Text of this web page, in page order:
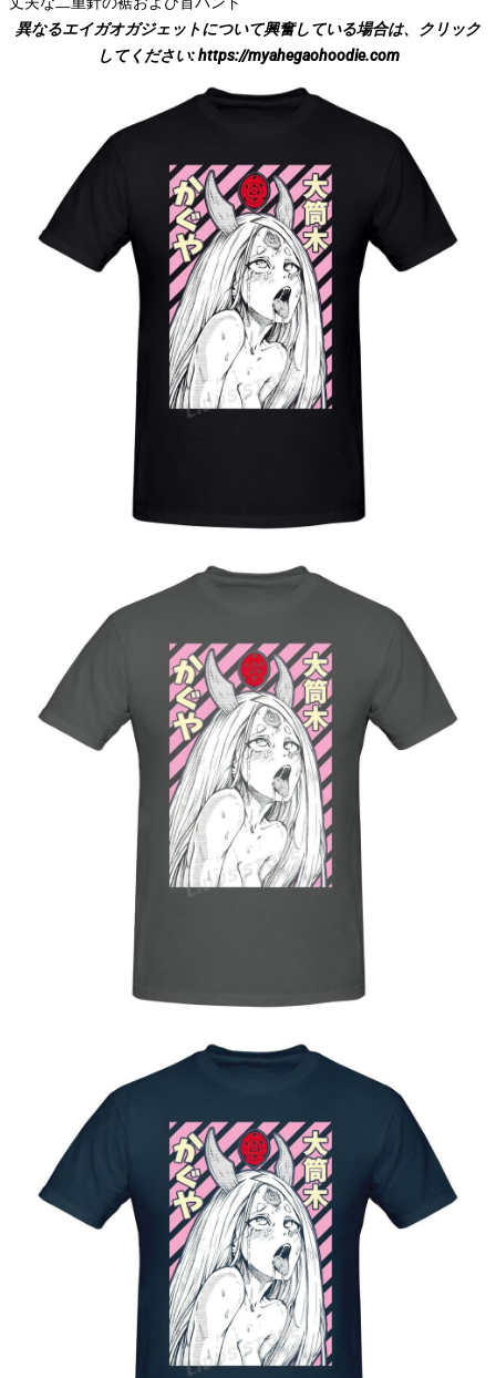
異なるエイガオガジェットについて興奮している場合は、クリック
してください:https://myahegaohoodie.com